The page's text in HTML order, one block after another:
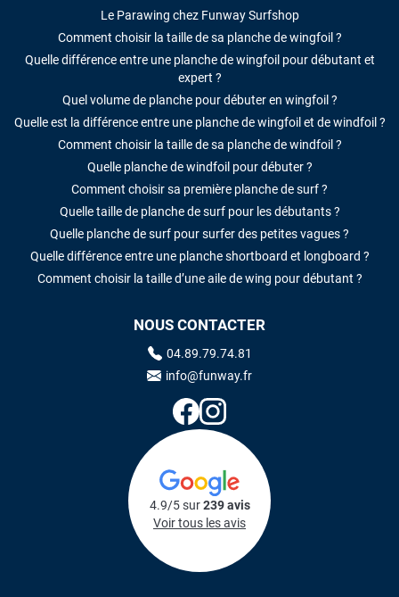
Le Parawing chez Funway Surfshop
Comment choisir la taille de sa planche de wingfoil ?
Quelle différence entre une planche de wingfoil pour débutant et
expert ?
Quel volume de planche pour débuter en wingfoil ?
Quelle est la différence entre une planche de wingfoil et de windfoil ?
Comment choisir la taille de sa planche de windfoil ?
Quelle planche de windfoil pour débuter ?
Comment choisir sa première planche de surf ?
Quelle taille de planche de surf pour les débutants ?
Quelle planche de surf pour surfer des petites vagues ?
Quelle différence entre une planche shortboard et longboard ?
Comment choisir la taille d’une aile de wing pour débutant ?
NOUS CONTACTER
04.89.79.74.81
info@funway.fr
4.9/5 sur239 avis
Voir tous les avis